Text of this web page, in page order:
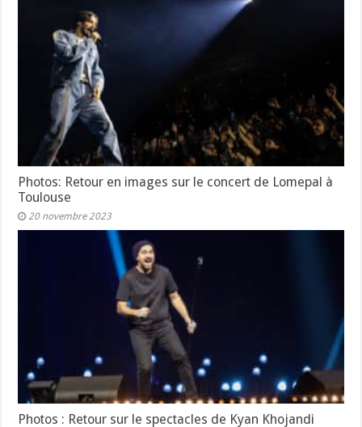
Photos: Retour en images sur le concert de Lomepal à
Toulouse
20 novembre 2023
Photos : Retour sur le spectacles de Kyan Khojandi